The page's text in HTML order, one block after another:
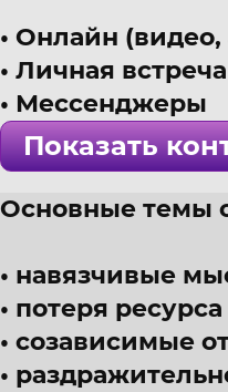
г. Истра
Психолог,
! Специалист
Онлайн (видео,
Личная встреча
Мессенджеры
Показать
Основные темы
навязчивые
потеря ресурса
созависимые